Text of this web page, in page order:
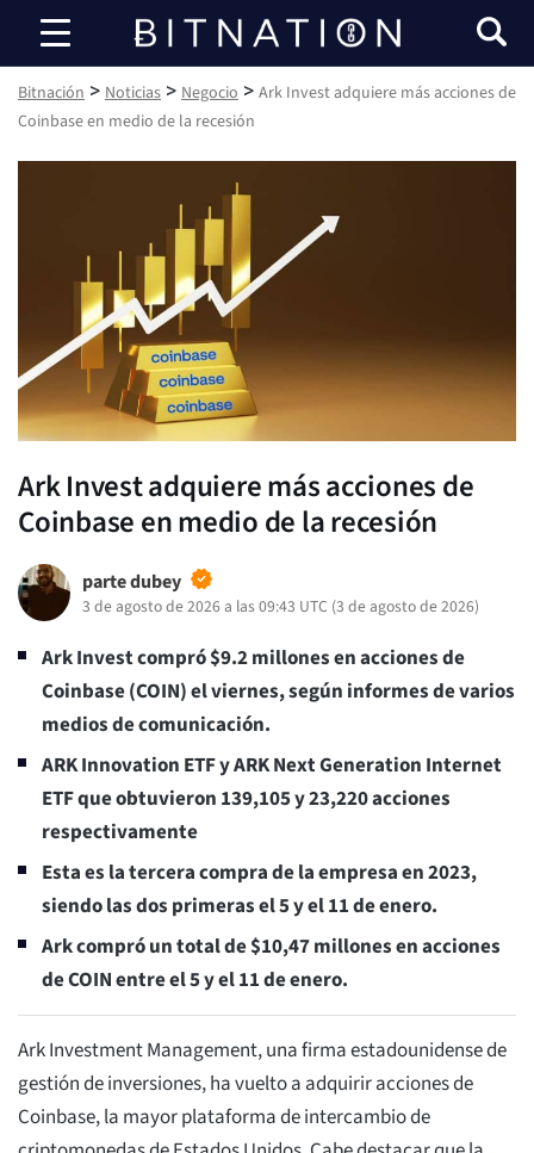
Bitnación
Bitnación > Noticias > Negocio > Ark Invest adquiere más acciones de
Coinbase en medio de la recesión
Ark Invest adquiere más acciones de
Coinbase en medio de la recesión
parte dubey
3 de agosto de 2026 a las 09:43 UTC (3 de agosto de 2026)
Ark Invest compró $9.2 millones en acciones de
Coinbase (COIN) el viernes, según informes de varios
medios de comunicación.
ARK Innovation ETF y ARK Next Generation Internet
ETF que obtuvieron 139,105 y 23,220 acciones
respectivamente
Esta es la tercera compra de la empresa en 2023,
siendo las dos primeras el 5 y el 11 de enero.
Ark compró un total de $10,47 millones en acciones
de COIN entre el 5 y el 11 de enero.
Ark Investment Management, una firma estadounidense de
gestión de inversiones, ha vuelto a adquirir acciones de
Coinbase, la mayor plataforma de intercambio de